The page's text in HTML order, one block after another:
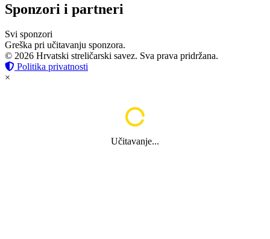
Sponzori i partneri
Svi sponzori
Greška pri učitavanju sponzora.
© 2026 Hrvatski streličarski savez. Sva prava pridržana.
Politika privatnosti
×
Učitavanje...